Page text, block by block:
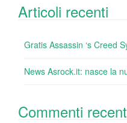
Articoli recenti
Gratis Assassin ‘s Creed
News Asrock.it: nasce la
Commenti